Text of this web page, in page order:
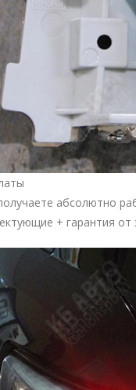
абсолютно
+ гарантия от